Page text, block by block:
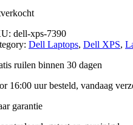
dell-xps-7390
Dell Laptops, Dell XPS,
ruilen binnen 30 dagen
16:00 uur besteld, vandaag
garantie